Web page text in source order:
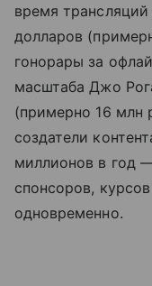
время
долларов
гонорары за
масштаба Джо
(примерно 16 млн
создатели
миллионов в год
спонсоров,
одновременно.